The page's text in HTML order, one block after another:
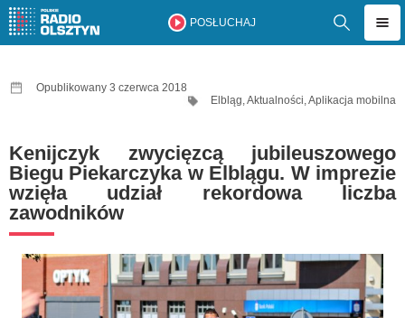
POSŁUCHAJ
Opublikowany 3 czerwca 2018
Elbląg,Aktualności,Aplikacja mobilna
Kenijczyk zwycięzcą jubileuszowego
Biegu Piekarczyka w Elblągu. W imprezie
wzięła udział rekordowa liczba
zawodników